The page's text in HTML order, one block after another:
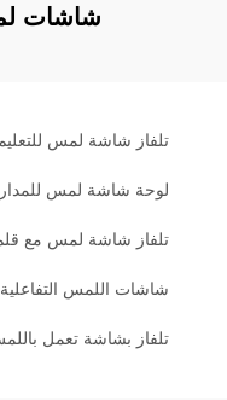
شاشات
تلفاز شاشة لمس للتعليم
لوحة شاشة لمس
تلفاز شاشة لمس مع قلم
شاشات اللمس
تلفاز بشاشة تعمل